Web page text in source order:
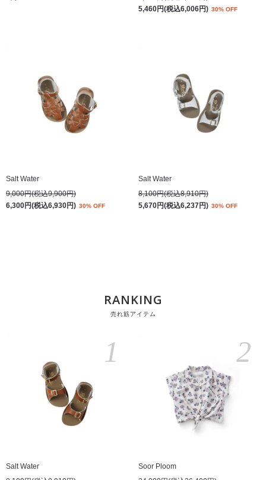
5,460円(税込6,006円) 30% OFF
Salt Water
9,000円(税込9,900円)
6,300円(税込6,930円) 30% OFF
Salt Water
8,100円(税込8,910円)
5,670円(税込6,237円) 30% OFF
RANKING
売れ筋アイテム
Salt Water
1
Soor Ploom
2